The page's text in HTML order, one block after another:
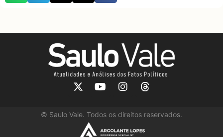
© Saulo Vale. Todos os direitos reservados.